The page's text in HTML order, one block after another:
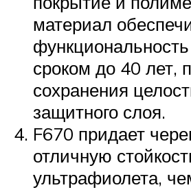
материал
сроком до 40 лет,
сохранения
защитного слоя.
F670 придает
отличную
ультрафиолета,